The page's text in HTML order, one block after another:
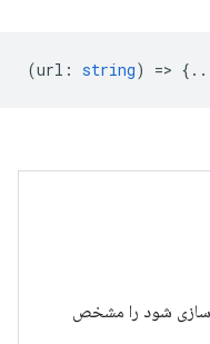
(url : string) =>
شود را مشخص